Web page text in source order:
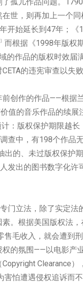
世，则再加上一个
开始延长到47年；
﹞ 而根据《1998年版权
的作品的版权时效届
的违宪审查以失
创作的作品——根据
值的音乐作品的续
：版权保护期限越
查中，有198个作品
出的、未过版权保护
发出的图书数字化许
门立法，除了实定
。根据美国版权法
毛收入，就会遭到刑
的氛围——以电影产
Clearance
怕遭遇侵权追诉而